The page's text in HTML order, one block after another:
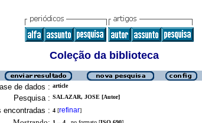
Coleção da biblioteca
de dados : article
Pesquisa : SALAZAR, JOSE [Autor]
: 4 [refinar]